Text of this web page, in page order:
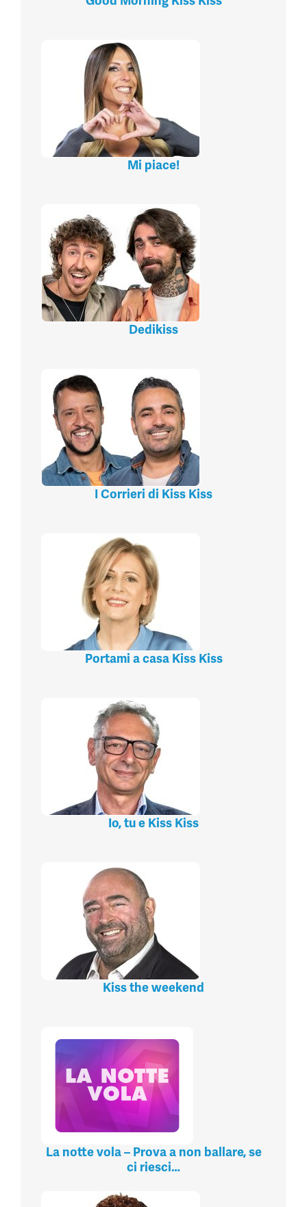
Mi piace!
Dedikiss
I Corrieri di Kiss Kiss
Portami a casa Kiss Kiss
Io, tu e Kiss Kiss
Kiss the weekend
La notte vola – Prova a non ballare, se
ci riesci…